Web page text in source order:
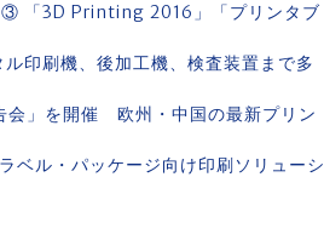
③ 「3D Printing 2016」「プリンタブ
印刷機、後加工機、検査装置まで多
」を開催 欧州・中国の最新プリン
ル・パッケージ向け印刷ソリューシ